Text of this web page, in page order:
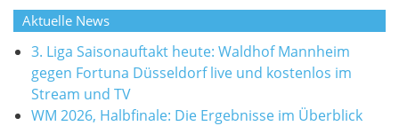
Aktuelle News
3. Liga Saisonauftakt heute: Waldhof Mannheim
gegen Fortuna Düsseldorf live und kostenlos im
Stream und TV
WM 2026, Halbfinale: Die Ergebnisse im Überblick